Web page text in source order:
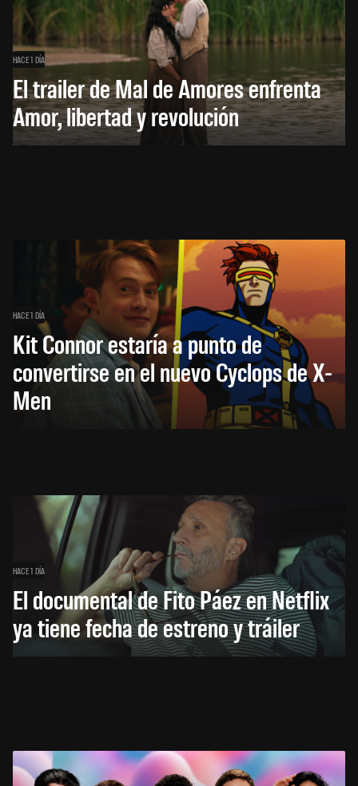
HACE 1 DÍA
El trailer de Mal de Amores enfrenta
Amor, libertad y revolución
HACE 1 DÍA
Kit Connor estaría a punto de
convertirse en el nuevo Cyclops de X-
Men
HACE 1 DÍA
El documental de Fito Páez en Netflix
ya tiene fecha de estreno y tráiler